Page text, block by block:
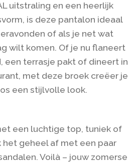
uitstraling en een heerlijk
is deze pantalon ideaal
of als je net wat
wilt komen. Of je nu flaneert
een terrasje pakt of dineert in
met deze broek creëer je
een stijlvolle look.
een luchtige top, tuniek of
het geheel af met een paar
Voilà – jouw zomerse